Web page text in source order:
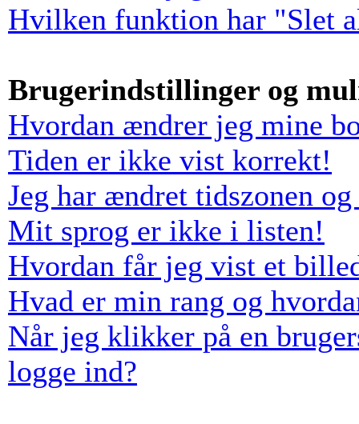
Hvilken funktion har "Slet
Brugerindstillinger og
Hvordan ændrer jeg mine
Tiden er ikke vist korrekt!
Jeg har ændret tidszonen
Mit sprog er ikke i listen!
Hvordan får jeg vist et
Hvad er min rang og
Når jeg klikker på en
logge ind?